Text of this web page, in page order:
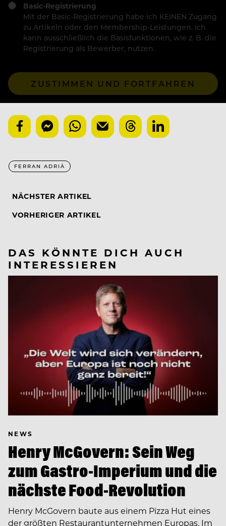
Basic-Registrierung
Mit der Basic-Registrierung habe ich KEINEN Zugang
zu Artikeln oder den Membership-Leistungen. Ich
kann ausschließlich die Basisfunktionen, wie z. B. die
Registrierung als Bewerber, nutzen.
ZUSTIMMEN UND FORTFAHREN
FERRAN ADRIÀ
NÄCHSTER ARTIKEL
VORHERIGER ARTIKEL
DAS KÖNNTE DICH AUCH
INTERESSIEREN
NEWS
Henry McGovern: Sein Weg
zum Gastro-Imperium und die
nächste Food-Revolution
Henry McGovern baute aus einem Pizza Hut eines
der größten Restaurantunternehmen Europas. Im